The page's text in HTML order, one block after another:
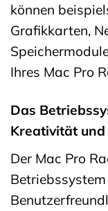
können
Grafikkarten,
Ihres Mac Pro
Das
Kreativität
Der Mac Pro